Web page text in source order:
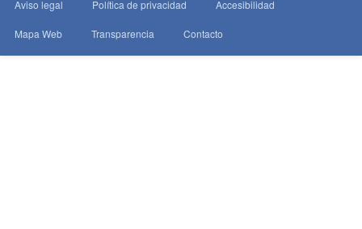
Aviso legal Política de privacidad Accesibilidad
Mapa Web Transparencia Contacto